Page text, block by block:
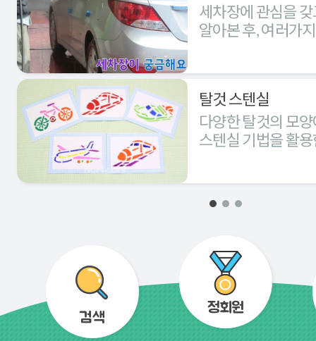
세차장에 관심을
알아본 후, 여러가
탈것 스텐실
다양한 탈것의 모
스텐실 기법을 활
검색
정회원